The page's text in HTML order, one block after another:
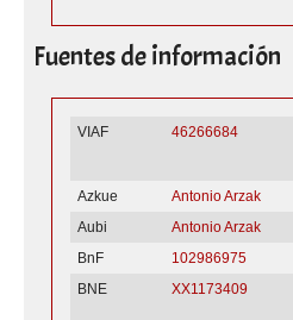
Fuentes de información
VIAF 46266684
Azkue
Antonio Arzak
Aubi
Antonio Arzak
BnF
102986975
BNE
XX1173409